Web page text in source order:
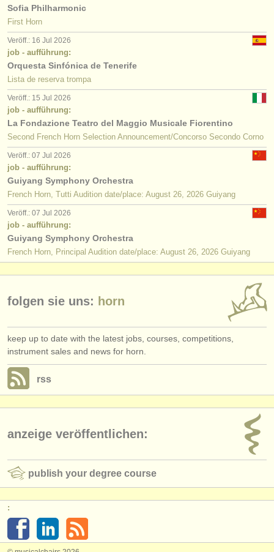
Sofia Philharmonic
First Horn
Veröff.: 16 Jul 2026
job - aufführung:
Orquesta Sinfónica de Tenerife
Lista de reserva trompa
Veröff.: 15 Jul 2026
job - aufführung:
La Fondazione Teatro del Maggio Musicale Fiorentino
Second French Horn Selection Announcement/Concorso Secondo Corno
Veröff.: 07 Jul 2026
job - aufführung:
Guiyang Symphony Orchestra
French Horn, Tutti Audition date/place: August 26, 2026 Guiyang
Veröff.: 07 Jul 2026
job - aufführung:
Guiyang Symphony Orchestra
French Horn, Principal Audition date/place: August 26, 2026 Guiyang
folgen sie uns: horn
keep up to date with the latest jobs, courses, competitions,
instrument sales and news for horn.
rss
anzeige veröffentlichen:
publish your degree course
: